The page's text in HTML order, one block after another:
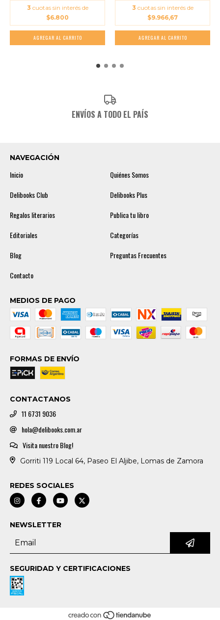
3 cuotas sin interés de
$6.800
3 cuotas sin interés de
$9.966,67
ENVÍOS A TODO EL PAÍS
NAVEGACIÓN
Inicio
Quiénes Somos
Delibooks Club
Delibooks Plus
Regalos literarios
Publica tu libro
Editoriales
Categorías
Blog
Preguntas Frecuentes
Contacto
MEDIOS DE PAGO
FORMAS DE ENVÍO
CONTACTANOS
11 6731 9036
hola@delibooks.com.ar
Visita nuestro Blog!
Gorriti 119 Local 64, Paseo El Aljibe, Lomas de Zamora
REDES SOCIALES
NEWSLETTER
SEGURIDAD Y CERTIFICACIONES